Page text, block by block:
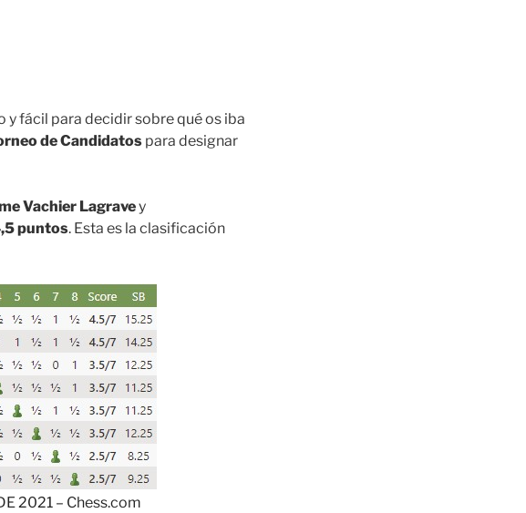
y fácil para decidir sobre qué os iba
de Candidatos para designar
Vachier Lagravey
puntos. Esta es la clasificación
2021 – Chess.com